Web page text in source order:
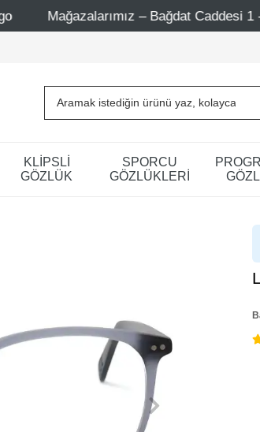
– Bağdat Caddesi 1 - Bağdat Caddesi
KLİPSLİ
GÖZLÜK
SPORCU
GÖZLÜKLERİ